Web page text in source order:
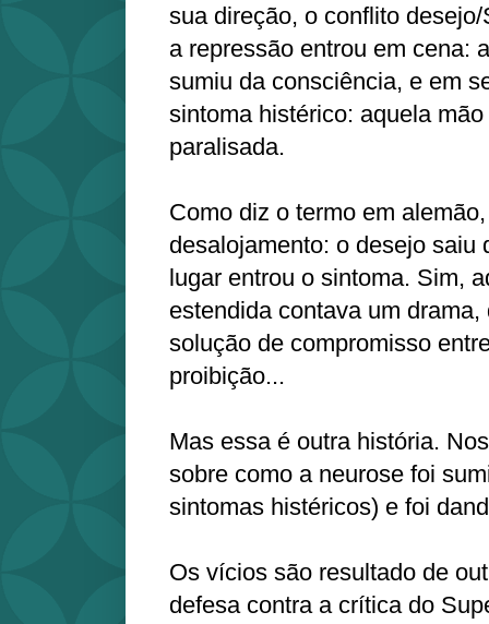
sua direção, o conflito
a repressão entrou em cena:
sumiu da consciência, e em
sintoma histérico: aquela
paralisada.
Como diz o termo em
desalojamento: o desejo saiu
lugar entrou o sintoma. Sim,
estendida contava um
solução de compromisso
proibição...
Mas essa é outra história.
sobre como a neurose foi
sintomas histéricos) e foi
Os vícios são resultado de
defesa contra a crítica do